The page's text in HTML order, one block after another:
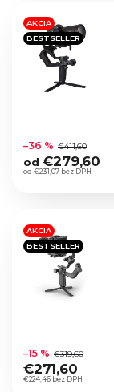
hviezdičiek.
AKCIA
BESTSELLER
hodnotenie
produktu
je
hviezdičiek.
od €231,07 bez DPH
–36 % €411,60
od €279,60
AKCIA
BESTSELLER
hodnotenie
produktu
je
€224,46 bez DPH
–15 % €319,60
€271,60